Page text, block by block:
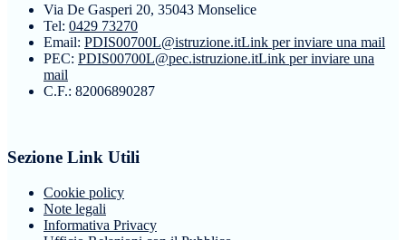
Via De Gasperi 20, 35043 Monselice
Tel: 0429 73270
Email: PDIS00700L@istruzione.itLink per inviare una mail
PEC: PDIS00700L@pec.istruzione.itLink per inviare una
mail
C.F.: 82006890287
Sezione Link Utili
Cookie policy
Note legali
Informativa Privacy